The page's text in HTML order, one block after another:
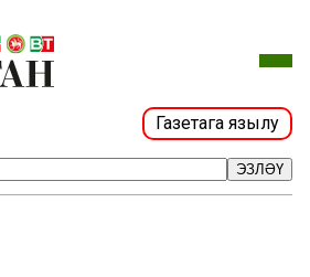
Газетага язылу
ЭЗЛӘҮ